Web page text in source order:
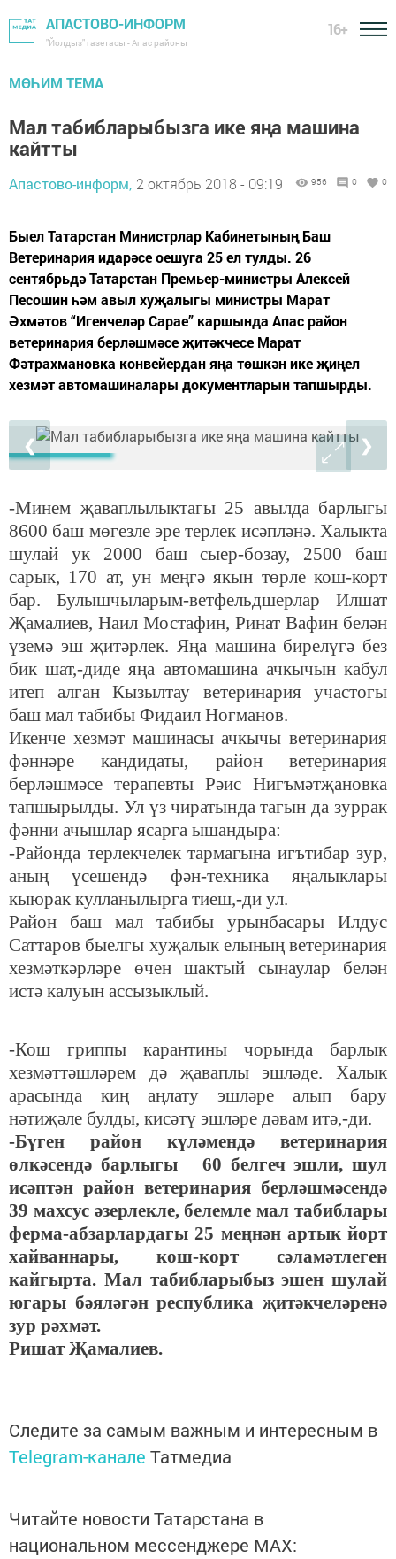
АПАСТОВО-ИНФОРМ
"Йолдыз" газетасы - Апас районы
16+
МӨҺИМ ТЕМА
Мал табибларыбызга ике яңа машина
кайтты
Апастово-информ, 2 октябрь 2018 - 09:19 956 0 0
Быел Татарстан Министрлар Кабинетының Баш
Ветеринария идарәсе оешуга 25 ел тулды. 26
сентябрьдә Татарстан Премьер-министры Алексей
Песошин һәм авыл хуҗалыгы министры Марат
Әхмәтов “Игенчеләр Сарае” каршында Апас район
ветеринария берләшмәсе җитәкчесе Марат
Фәтрахмановка конвейердан яңа төшкән ике җиңел
хезмәт автомашиналары документларын тапшырды.
❮ ❯
-Минем җаваплылыктагы 25 авылда барлыгы
8600 баш мөгезле эре терлек исәпләнә. Халыкта
шулай ук 2000 баш сыер-бозау, 2500 баш
сарык, 170 ат, ун меңгә якын төрле кош-корт
бар. Булышчыларым-ветфельдшерлар Илшат
Җамалиев, Наил Мостафин, Ринат Вафин белән
үземә эш җитәрлек. Яңа машина бирелүгә без
бик шат,-диде яңа автомашина ачкычын кабул
итеп алган Кызылтау ветеринария участогы
баш мал табибы Фидаил Ногманов.
Икенче хезмәт машинасы ачкычы ветеринария
фәннәре кандидаты, район ветеринария
берләшмәсе терапевты Рәис Нигъмәтҗановка
тапшырылды. Ул үз чиратында тагын да зуррак
фәнни ачышлар ясарга ышандыра:
-Районда терлекчелек тармагына игътибар зур,
аның үсешендә фән-техника яңалыклары
кыюрак кулланылырга тиеш,-ди ул.
Район баш мал табибы урынбасары Илдус
Саттаров быелгы хуҗалык елының ветеринария
хезмәткәрләре өчен шактый сынаулар белән
истә калуын ассызыклый.
-Кош гриппы карантины чорында барлык
хезмәттәшләрем дә җаваплы эшләде. Халык
арасында киң аңлату эшләре алып бару
нәтиҗәле булды, кисәтү эшләре дәвам итә,-ди.
-Бүген район күләмендә ветеринария
өлкәсендә барлыгы 60 белгеч эшли, шул
исәптән район ветеринария берләшмәсендә
39 махсус әзерлекле, белемле мал табиблары
ферма-абзарлардагы 25 меңнән артык йорт
хайваннары, кош-корт сәламәтлеген
кайгырта. Мал табибларыбыз эшен шулай
югары бәяләгән республика җитәкчеләренә
зур рәхмәт.
Ришат Җамалиев.
Следите за самым важным и интересным в
Telegram-канале Татмедиа
Читайте новости Татарстана в
национальном мессенджере MАХ: